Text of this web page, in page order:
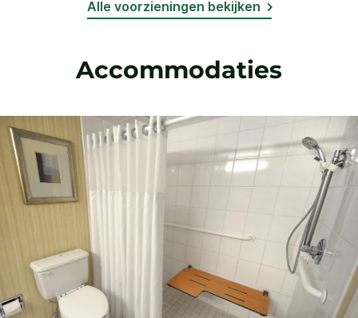
Alle voorzieningen bekijken
Accommodaties